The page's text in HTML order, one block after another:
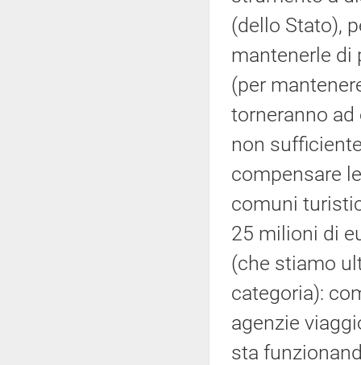
(dello Stato),
mantenerle di
(per
torneranno
non
compensare
comuni
25 milioni di
(che stiamo
categoria):
agenzie
sta